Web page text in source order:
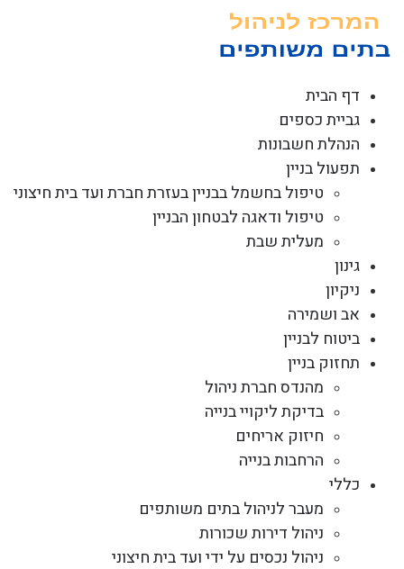
דף הבית
גביית כספים
הנהלת חשבונות
תפעול בניין
טיפול בחשמל בבניין בעזרת חברת ועד בית חיצוני
טיפול ודאגה לבטחון הבניין
מעלית שבת
גינון
ניקיון
אב ושמירה
ביטוח לבניין
תחזוק בניין
מהנדס חברת ניהול
בדיקת ליקויי בנייה
חיזוק אריחים
הרחבות בנייה
כללי
מעבר לניהול בתים משותפים
ניהול דירות שכורות
ניהול נכסים על ידי ועד בית חיצוני